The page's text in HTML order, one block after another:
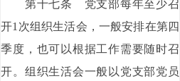
第十七条 党支部每年至少召
开1次组织生活会，一般安排在第四
季度，也可以根据工作需要随时召
开。组织生活会一般以党支部党员